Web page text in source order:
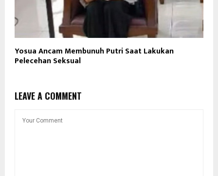
Yosua Ancam Membunuh Putri Saat Lakukan
Pelecehan Seksual
LEAVE A COMMENT